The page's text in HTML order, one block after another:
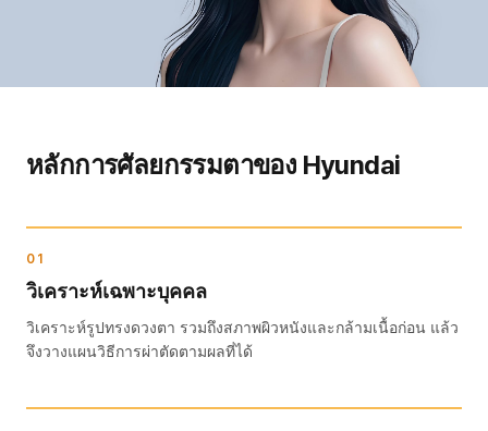
หลักการศัลยกรรมตาของ Hyundai
01
วิเคราะห์เฉพาะบุคคล
วิเคราะห์รูปทรงดวงตา รวมถึงสภาพผิวหนังและกล้ามเนื้อก่อน แล้ว
จึงวางแผนวิธีการผ่าตัดตามผลที่ได้